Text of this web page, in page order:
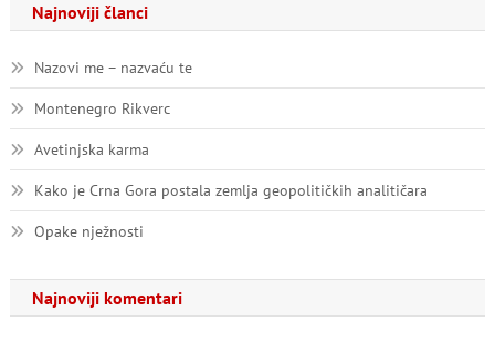
Najnoviji članci
Nazovi me – nazvaću te
Montenegro Rikverc
Avetinjska karma
Kako je Crna Gora postala zemlja geopolitičkih analitičara
Opake nježnosti
Najnoviji komentari